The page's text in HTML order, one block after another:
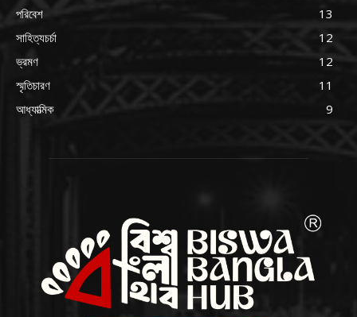
পরিবেশ
13
সাহিত্যচর্চা
12
ভ্রমণ
12
স্মৃতিচারণ
11
আধ্যাত্মিক
9